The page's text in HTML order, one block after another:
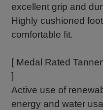
excellent grip and
Highly cushioned
comfortable fit.
[ Medal Rated
]
Active use of
energy and water